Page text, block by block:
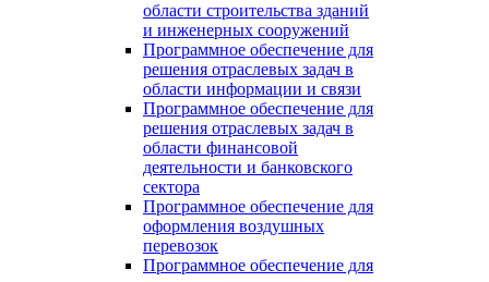
области строительства зданий
и инженерных сооружений
Программное обеспечение для
решения отраслевых задач в
области информации и связи
Программное обеспечение для
решения отраслевых задач в
области финансовой
деятельности и банковского
сектора
Программное обеспечение для
оформления воздушных
перевозок
Программное обеспечение для